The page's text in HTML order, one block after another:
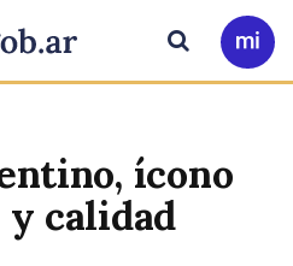
Ir
a
Buscar
ícono
y calidad